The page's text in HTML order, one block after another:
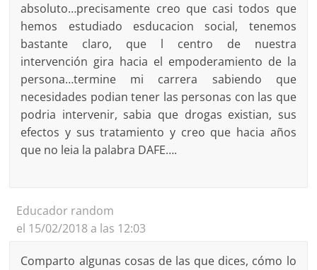
absoluto…precisamente creo que casi todos que
hemos estudiado esducacion social, tenemos
bastante claro, que l centro de nuestra
intervención gira hacia el empoderamiento de la
persona…termine mi carrera sabiendo que
necesidades podian tener las personas con las que
podria intervenir, sabia que drogas existian, sus
efectos y sus tratamiento y creo que hacia años
que no leia la palabra DAFE….
Educador random
el 15/02/2018 a las 12:03
Comparto algunas cosas de las que dices, cómo lo